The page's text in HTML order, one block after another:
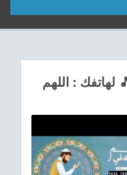
: اللهم